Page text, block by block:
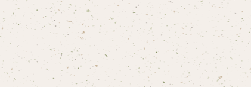
BLONDnewHALF
BOAR HUNTER